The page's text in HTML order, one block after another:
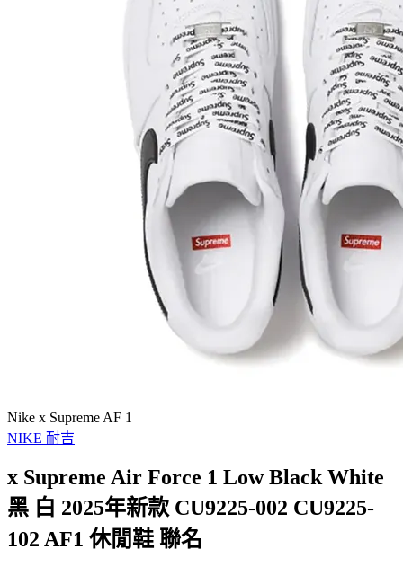
Nike x Supreme AF 1
NIKE 耐吉
x Supreme Air Force 1 Low Black White
黑 白 2025年新款 CU9225-002 CU9225-
102 AF1 休閒鞋 聯名